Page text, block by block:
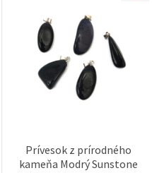
Prívesok z prírodného
kameňa Modrý Sunstone